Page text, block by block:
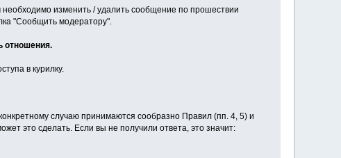
изменить / удалить сообщение по прошествии
"Сообщить модератору".
отношения.
в курилку.
случаю принимаются сообразно Правил (пп. 4, 5) и
это сделать. Если вы не получили ответа, это значит: